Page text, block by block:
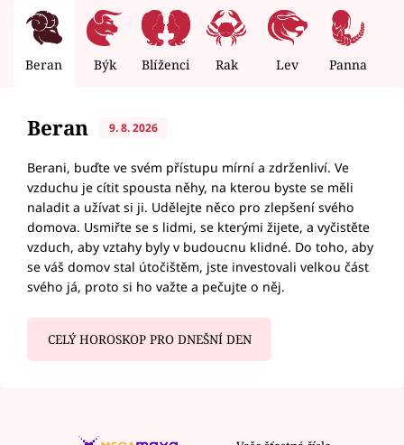
Beran Býk Blíženci Rak Lev Panna
Beran 9. 8. 2026
Berani, buďte ve svém přístupu mírní a zdrženliví. Ve
vzduchu je cítit spousta něhy, na kterou byste se měli
naladit a užívat si ji. Udělejte něco pro zlepšení svého
domova. Usmiřte se s lidmi, se kterými žijete, a vyčistěte
vzduch, aby vztahy byly v budoucnu klidné. Do toho, aby
se váš domov stal útočištěm, jste investovali velkou část
svého já, proto si ho važte a pečujte o něj.
CELÝ HOROSKOP PRO DNEŠNÍ DEN